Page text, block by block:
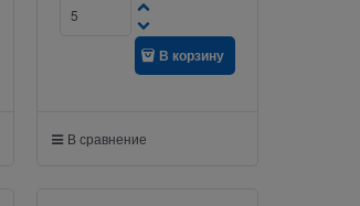
В корзину
В сравнение